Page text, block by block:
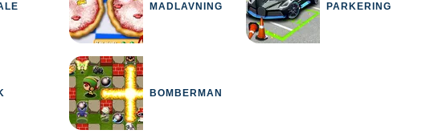
MADLAVNING PARKERING
BOMBERMAN